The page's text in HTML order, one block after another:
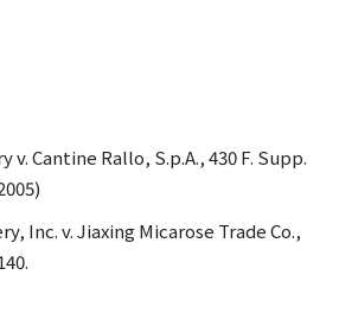
v. Cantine Rallo, S.p.A., 430 F. Supp.
Inc. v. Jiaxing Micarose Trade Co.,